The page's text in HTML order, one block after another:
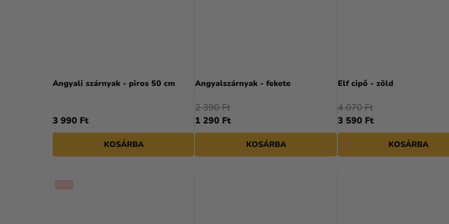
Angyali szárnyak - piros 50 cm
3 990 Ft
KOSÁRBA
Angyalszárnyak - fekete
1 290 Ft
2 390 Ft
KOSÁRBA
Elf cipő - zöld
3 590 Ft
4 070 Ft
KOSÁRBA